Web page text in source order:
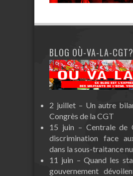
BLOG OÙ-VA-LA-CGT?
2 juillet – Un autre
Congrès de la CGT
15 juin – Centrale de
discrimination face
dans la sous-traitance
11 juin – Quand les
gouvernement